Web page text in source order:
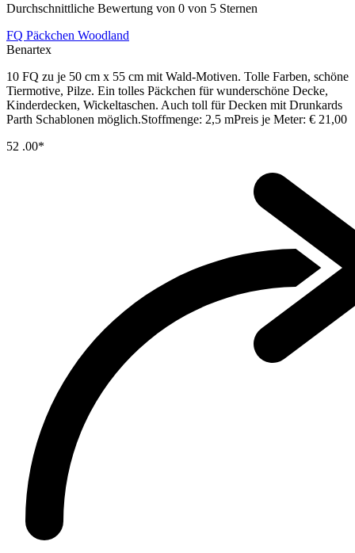
Durchschnittliche Bewertung von 0 von 5 Sternen
FQ Päckchen Woodland
Benartex
10 FQ zu je 50 cm x 55 cm mit Wald-Motiven. Tolle Farben, schöne
Tiermotive, Pilze. Ein tolles Päckchen für wunderschöne Decke,
Kinderdecken, Wickeltaschen. Auch toll für Decken mit Drunkards
Parth Schablonen möglich.Stoffmenge: 2,5 mPreis je Meter: € 21,00
52 .00*